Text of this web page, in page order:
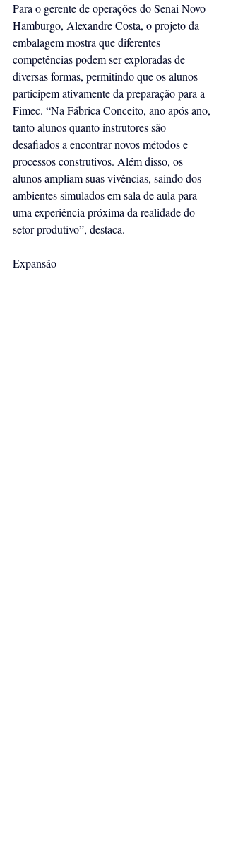
Para o gerente de operações do Senai Novo
Hamburgo, Alexandre Costa, o projeto da
embalagem mostra que diferentes
competências podem ser exploradas de
diversas formas, permitindo que os alunos
participem ativamente da preparação para a
Fimec. “Na Fábrica Conceito, ano após ano,
tanto alunos quanto instrutores são
desafiados a encontrar novos métodos e
processos construtivos. Além disso, os
alunos ampliam suas vivências, saindo dos
ambientes simulados em sala de aula para
uma experiência próxima da realidade do
setor produtivo”, destaca.
Expansão